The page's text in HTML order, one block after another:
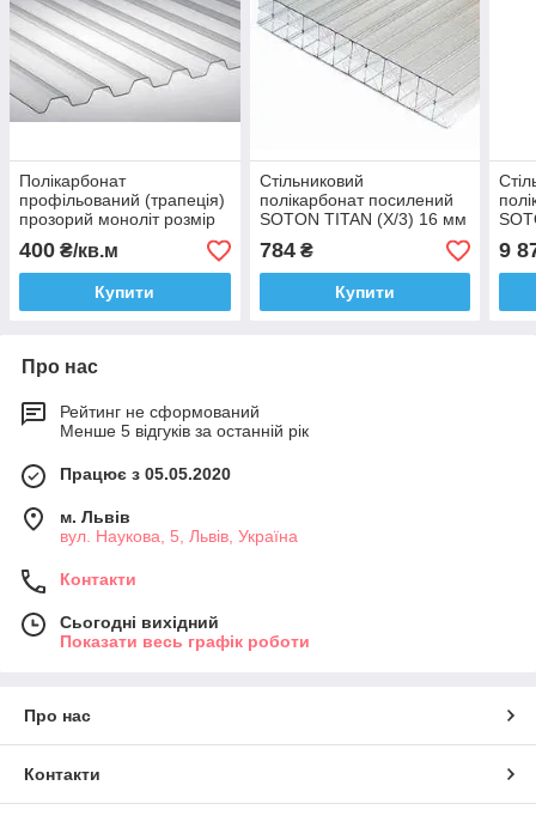
Полікарбонат
профільований (трапеція)
прозорий моноліт розмір
1.04х2м TOPLIGHT
GRECA 0,5мм
400 ₴/кв.м
Купити
Стільниковий
полікарбонат посилений
SOTON TITAN (X/3) 16 мм
2100*6000 мм прозорий
(м2)
784₴
Купити
9
Про нас
Рейтинг не сформований
Менше 5 відгуків за останній рік
Працює з 05.05.2020
м. Львів
вул. Наукова, 5, Львів, Україна
Контакти
Сьогодні вихідний
Показати весь графік роботи
Про нас
Контакти